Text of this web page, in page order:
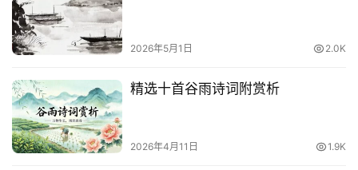
2026年5月1日 2.0K
精选十首谷雨诗词附赏析
2026年4月11日 1.9K